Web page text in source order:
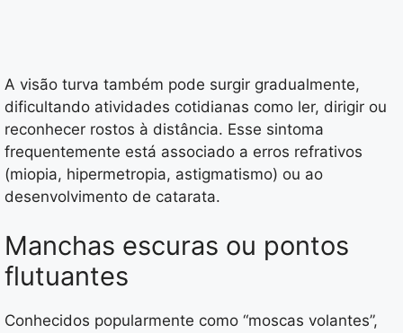
A visão turva também pode surgir gradualmente,
dificultando atividades cotidianas como ler, dirigir ou
reconhecer rostos à distância. Esse sintoma
frequentemente está associado a erros refrativos
(miopia, hipermetropia, astigmatismo) ou ao
desenvolvimento de catarata.
Manchas escuras ou pontos
flutuantes
Conhecidos popularmente como “moscas volantes”,